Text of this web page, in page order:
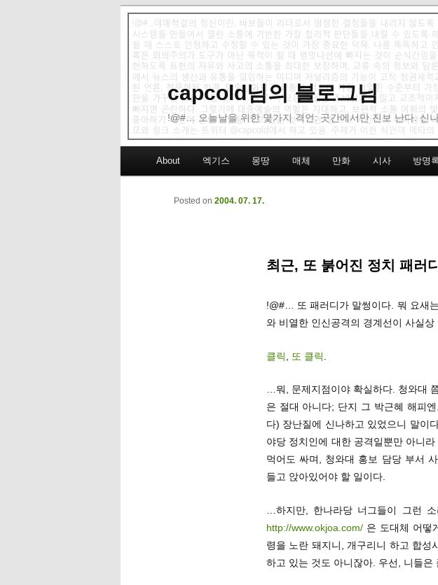
capcold님의 블로그님
!@#… 오늘날을 위한 몇가지 격언: 곳간에서만 진보 난다. 신
Skip to primary content
Skip to secondary content
About 엑기스 몽땅 매체 만화 시사 방명
최근, 또 붉어진 정치 패러
Posted on 2004. 07. 17.
!@#… 또 패러디가 말썽이다. 뭐 요새
와 비열한 인신공격의 경계선이 사실
클릭 또 클릭
…뭐, 문제지점이야 확실하다. 청와대
은 절대 아니다; 단지 그 박근혜 해피
다) 장난질에 신나하고 있었으니 말이
야당 정치인에 대한 공격일뿐만 아니
먹어도 싸며, 청와대 홍보 담당 부서
들고 앉아있어야 할 일이다.
…하지만, 한나라당 너그들이 그런
http://www.okjoa.com/은 도대체 어떻
령을 노란 돼지니, 개구리니 하고 합성
하고 있는 것도 아니잖아. 우선, 니들은